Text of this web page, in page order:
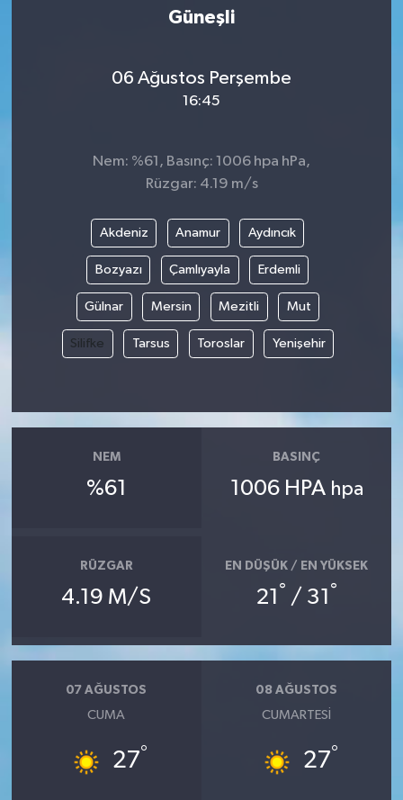
Güneşli
06 Ağustos Perşembe
16:45
Nem: %61, Basınç: 1006 hpa hPa,
Rüzgar: 4.19 m/s
Akdeniz Anamur Aydıncık
Bozyazı Çamlıyayla Erdemli
Gülnar Mersin Mezitli Mut
Silifke Tarsus Toroslar Yenişehir
NEM
%61
BASINÇ
1006 HPA hpa
RÜZGAR
4.19 M/S
EN DÜŞÜK / EN YÜKSEK
21 ° / 31 °
07 AĞUSTOS
CUMA
27°
08 AĞUSTOS
CUMARTESI
27°